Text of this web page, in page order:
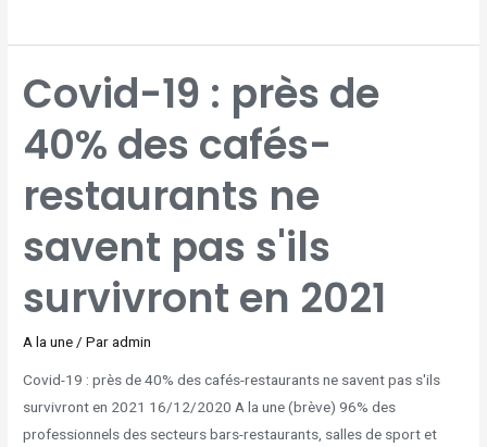
Covid-19 : près de
40% des cafés-
restaurants ne
savent pas s'ils
survivront en 2021
A la une / Paradmin
Covid-19 : près de 40% des cafés-restaurants ne savent pas s'ils
survivront en 2021 16/12/2020 A la une (brève) 96% des
professionnels des secteurs bars-restaurants, salles de sport et
19
:
PRÈS
40%
DES
CAFÉS-
RESTAURANTS
SAVENT
PAS
S'ILS
SURVIVRONT
2021